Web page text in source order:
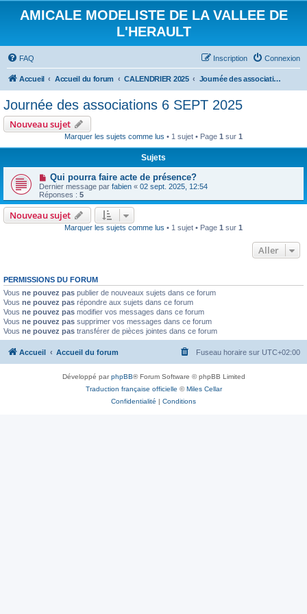
AMICALE MODELISTE DE LA VALLEE DE
L'HERAULT
FAQ Connexion
Inscription
Accueil Accueil du forum CALENDRIER 2025 Journée des associations 6 SEPT 2025
Journée des associations 6 SEPT 2025
Nouveau sujet
Marquer les sujets comme lus • 1 sujet • Page 1 sur 1
Sujets
Qui pourra faire acte de présence?
Dernier message par fabien « 02 sept. 2025, 12:54
Réponses : 5
Nouveau sujet
Marquer les sujets comme lus • 1 sujet • Page 1 sur 1
Aller
PERMISSIONS DU FORUM
Vous ne pouvez pas publier de nouveaux sujets dans ce forum
Vous ne pouvez pas répondre aux sujets dans ce forum
Vous ne pouvez pas modifier vos messages dans ce forum
Vous ne pouvez pas supprimer vos messages dans ce forum
Vous ne pouvez pas transférer de pièces jointes dans ce forum
Accueil Accueil du forum Fuseau horaire sur UTC+02:00
Développé parphpBB® Forum Software © phpBB Limited
Traduction française officielle ©Miles Cellar
Confidentialité | Conditions